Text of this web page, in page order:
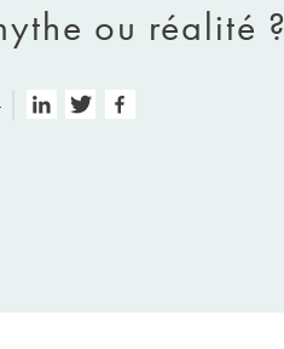
ou réalité ?